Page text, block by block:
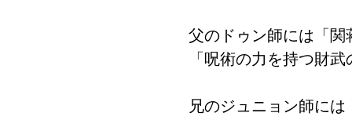
父のドゥン師には「
「呪術の力を持つ財武
兄のジュニョン師に